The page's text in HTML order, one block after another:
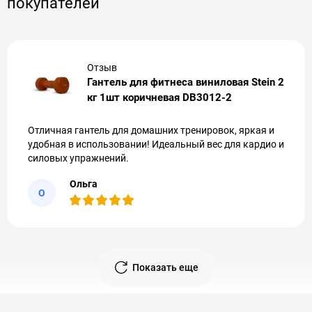
активно сжигать жир. Неопреновое покрытие гарантирует,
Применяются для создания рельефа, повышения мышечного
тонуса и проработки целевых зон (руки, плечи, грудные
мышцы, спина). Оптимальны как для домашних тренировок,
3. Пилатес и фитнес-йога (Yoga Sculpt)
В этих дисциплинах гантели выступают в роли
дополнительного сопротивления для глубокой проработки
мышц-стабилизаторов, кора и улучшения баланса без
наращивания мышечного объема.
геометрия снаряда идеально подходят для восстановления
подвижности суставов и атрофированных мышц после
Отзыв
Гантель для фитнеса виниловая Stein 2
кг 1шт коричневая DB3012-2
Отличная гантель для домашних тренировок, яркая и
удобная в использовании! Идеальный вес для кардио и
силовых упражнений.
О
Ольга
Показать еще